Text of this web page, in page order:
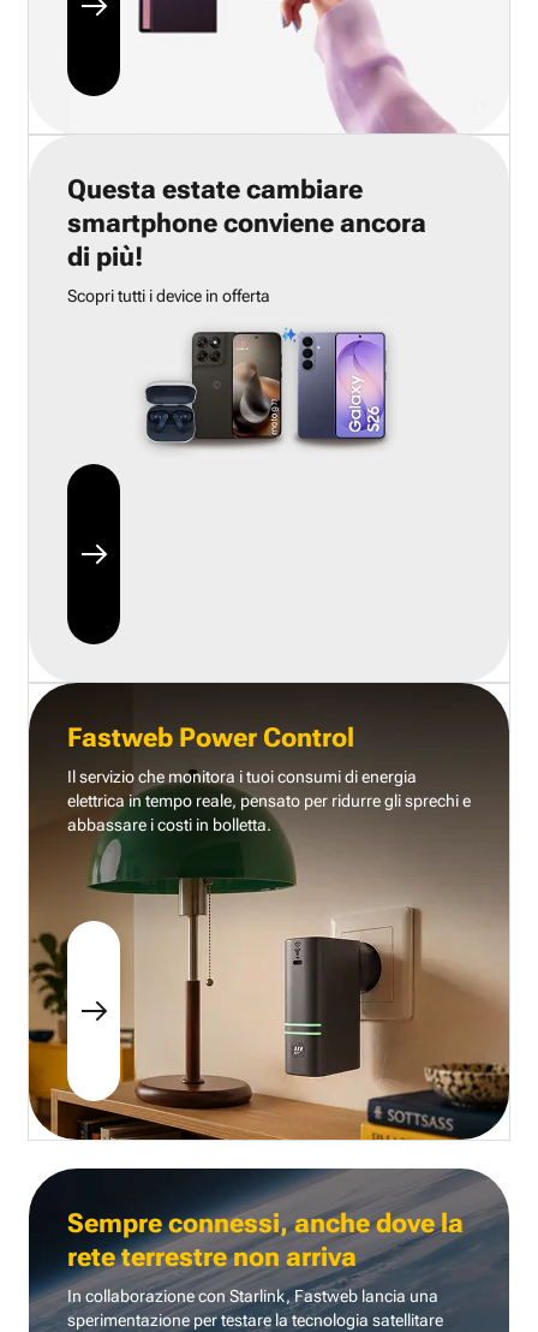
Questa estate cambiare
smartphone conviene ancora
di più!
Scopri tutti i device in offerta
Fastweb Power Control
Il servizio che monitora i tuoi consumi di energia
elettrica in tempo reale, pensato per ridurre gli sprechi e
abbassare i costi in bolletta.
Sempre connessi, anche dove la
rete terrestre non arriva
In collaborazione con Starlink, Fastweb lancia una
sperimentazione per testare la tecnologia satellitare